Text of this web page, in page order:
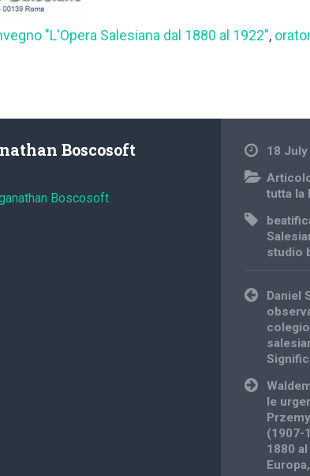
"L'Opera Salesiana dal 1880 al 1922",
Boscosoft
Boscosoft
18 July
tutta la
studio
Post
navigation
Daniel
colegio
le
(1907-
1880